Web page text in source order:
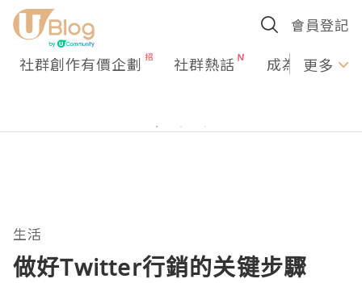
會員登記
社群創作有價企劃 社群熱話 成為U更多
生活
做好Twitter行銷的关键步驟